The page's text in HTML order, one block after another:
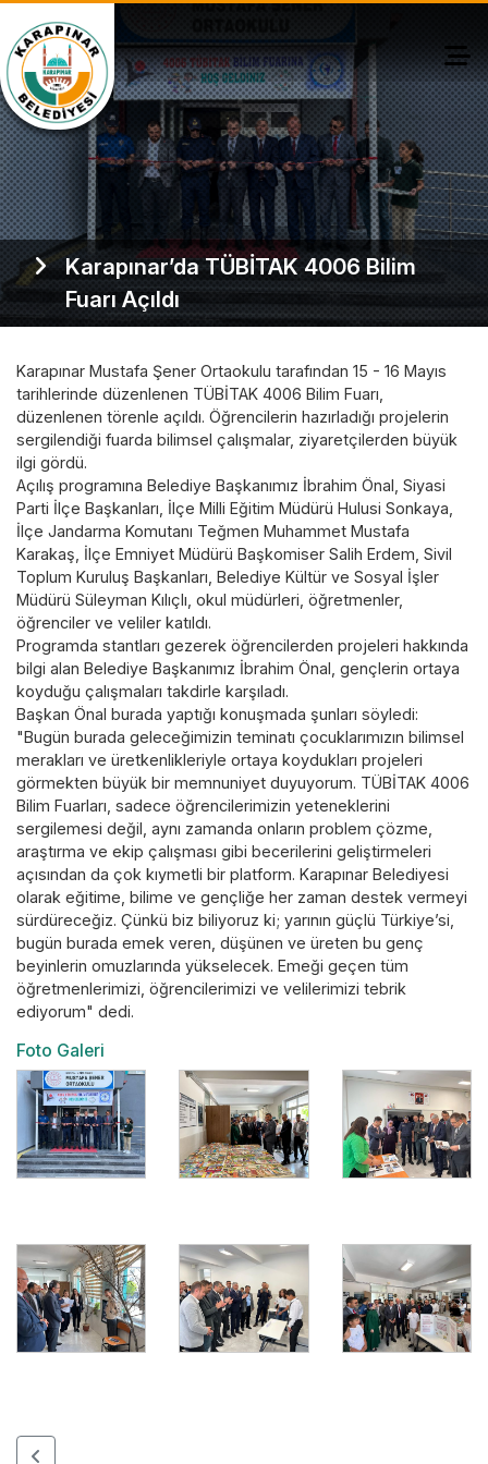
Karapınar Mustafa Şener Ortaokulu tarafından 15 - 16 Mayıs
tarihlerinde düzenlenen TÜBİTAK 4006 Bilim Fuarı,
düzenlenen törenle açıldı. Öğrencilerin hazırladığı projelerin
sergilendiği fuarda bilimsel çalışmalar, ziyaretçilerden büyük
ilgi gördü.
Açılış programına Belediye Başkanımız İbrahim Önal, Siyasi
Parti İlçe Başkanları, İlçe Milli Eğitim Müdürü Hulusi Sonkaya,
İlçe Jandarma Komutanı Teğmen Muhammet Mustafa
Karakaş, İlçe Emniyet Müdürü Başkomiser Salih Erdem, Sivil
Toplum Kuruluş Başkanları, Belediye Kültür ve Sosyal İşler
Müdürü Süleyman Kılıçlı, okul müdürleri, öğretmenler,
öğrenciler ve veliler katıldı.
Programda stantları gezerek öğrencilerden projeleri hakkında
bilgi alan Belediye Başkanımız İbrahim Önal, gençlerin ortaya
koyduğu çalışmaları takdirle karşıladı.
Başkan Önal burada yaptığı konuşmada şunları söyledi:
"Bugün burada geleceğimizin teminatı çocuklarımızın bilimsel
merakları ve üretkenlikleriyle ortaya koydukları projeleri
görmekten büyük bir memnuniyet duyuyorum. TÜBİTAK 4006
Bilim Fuarları, sadece öğrencilerimizin yeteneklerini
sergilemesi değil, aynı zamanda onların problem çözme,
araştırma ve ekip çalışması gibi becerilerini geliştirmeleri
açısından da çok kıymetli bir platform. Karapınar Belediyesi
olarak eğitime, bilime ve gençliğe her zaman destek vermeyi
sürdüreceğiz. Çünkü biz biliyoruz ki; yarının güçlü Türkiye’si,
bugün burada emek veren, düşünen ve üreten bu genç
beyinlerin omuzlarında yükselecek. Emeği geçen tüm
öğretmenlerimizi, öğrencilerimizi ve velilerimizi tebrik
ediyorum" dedi.
Foto Galeri
Karapınar’da TÜBİTAK 4006 Bilim
Fuarı Açıldı